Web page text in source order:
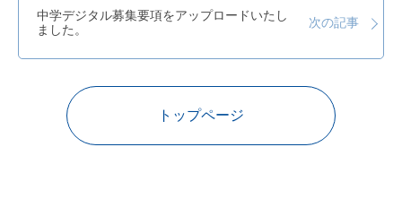
中学デジタル募集要項をアップロードいたし
ました。
次の記事
トップページ